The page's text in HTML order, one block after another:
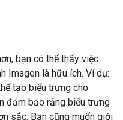
bạn có thể thấy việc
Imagen là hữu ích. Ví dụ:
tạo biểu trưng cho
đảm bảo rằng biểu trưng
sắc. Bạn cũng muốn giới